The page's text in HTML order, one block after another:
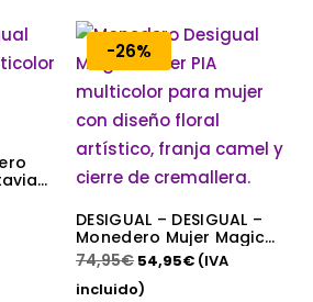
-26%
DESIGUAL – DESIGUAL –
Monedero Mujer Magic
Flower PIA Multicolor
19SAYPX0
74,95€ 54,95€ (IVA
incluido)